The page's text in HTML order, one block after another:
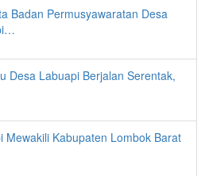
Badan Permusyawaratan Desa
Desa Labuapi Berjalan Serentak,
Mewakili Kabupaten Lombok Barat